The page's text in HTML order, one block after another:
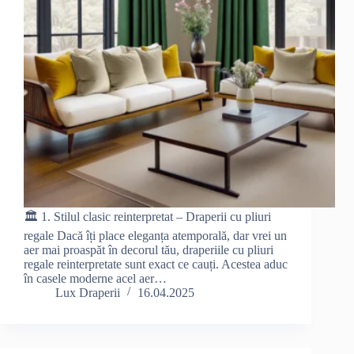
🏛 1. Stilul clasic reinterpretat – Draperii cu pliuri
regale Dacă îți place eleganța atemporală, dar vrei un
aer mai proaspăt în decorul tău, draperiile cu pliuri
regale reinterpretate sunt exact ce cauți. Acestea aduc
în casele moderne acel aer…
Lux Draperii
16.04.2025